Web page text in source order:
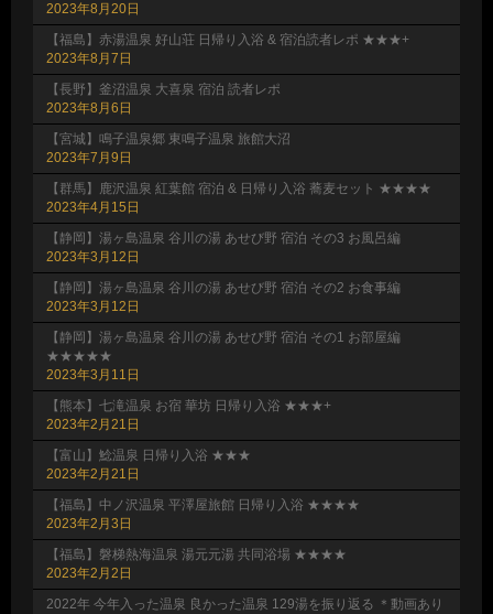
2023年8月20日
【福島】赤湯温泉 好山荘 日帰り入浴 & 宿泊読者レポ ★★★+
2023年8月7日
【長野】釜沼温泉 大喜泉 宿泊 読者レポ
2023年8月6日
【宮城】鳴子温泉郷 東鳴子温泉 旅館大沼
2023年7月9日
【群馬】鹿沢温泉 紅葉館 宿泊 & 日帰り入浴 蕎麦セット ★★★★
2023年4月15日
【静岡】湯ヶ島温泉 谷川の湯 あせび野 宿泊 その3 お風呂編
2023年3月12日
【静岡】湯ヶ島温泉 谷川の湯 あせび野 宿泊 その2 お食事編
2023年3月12日
【静岡】湯ヶ島温泉 谷川の湯 あせび野 宿泊 その1 お部屋編
★★★★★
2023年3月11日
【熊本】七滝温泉 お宿 華坊 日帰り入浴 ★★★+
2023年2月21日
【富山】鯰温泉 日帰り入浴 ★★★
2023年2月21日
【福島】中ノ沢温泉 平澤屋旅館 日帰り入浴 ★★★★
2023年2月3日
【福島】磐梯熱海温泉 湯元元湯 共同浴場 ★★★★
2023年2月2日
2022年 今年入った温泉 良かった温泉 129湯を振り返る ＊動画あり